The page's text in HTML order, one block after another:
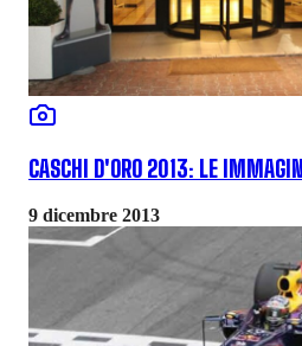
CASCHI D'ORO 2013: LE IMMAGINI
9 dicembre 2013